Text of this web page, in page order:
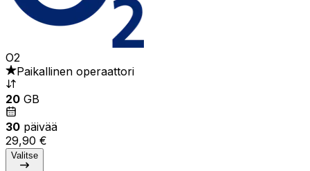
O2
Paikallinen operaattori
20 GB
30 päivää
29,90 €
Valitse